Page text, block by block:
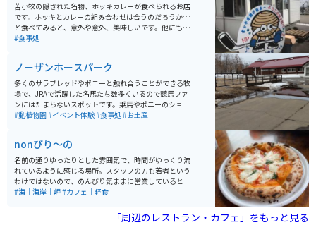
苫小牧の隠された名物、ホッキカレーが食べられるお店
です。ホッキとカレーの組み合わせは合うのだろうか…
と食べてみると、意外や意外、美味しいです。他にも採
れたての海の幸を使ったどんぶりや刺身を、お安い価格
#食事処
ノーザンホースパーク
多くのサラブレッドやポニーと触れ合うことができる牧
場で、JRAで活躍した名馬たち数多くいるので競馬ファ
ンにはたまらないスポットです。乗馬やポニーのショー
を見たりすることもでき、馬以外でもパークゴルフやバ
す。競馬を知らない方でも楽しめること間違いなしのス
ポットです。
#動植物園#イベント体験#食事処 #お土産
nonびり～の
名前の通りゆったりとした雰囲気で、時間がゆっくり流
れているように感じる場所。スタッフの方も若者という
わけではないので、のんびり気ままに営業しているとい
った感じでした。食事は美味しく、価格設定は量を考え
#海｜海岸｜岬#カフェ｜軽食
「周辺のレストラン・カフェ」をもっと見る